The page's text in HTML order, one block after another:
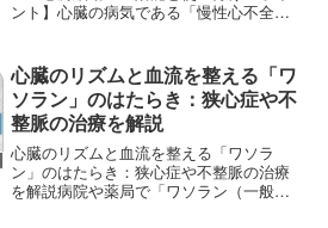
ント】心臓の病気である「慢性心不全」
ソプロロールフマル酸塩（商品名：メイ
ンテート）とカルベジロー...
心臓のリズムと血流を整える「ワ
ソラン」のはたらき：狭心症や不
整脈の治療を解説
心臓のリズムと血流を整える「ワソラ
ン」のはたらき：狭心症や不整脈の治療
を解説病院や薬局で「ワソラン（一般